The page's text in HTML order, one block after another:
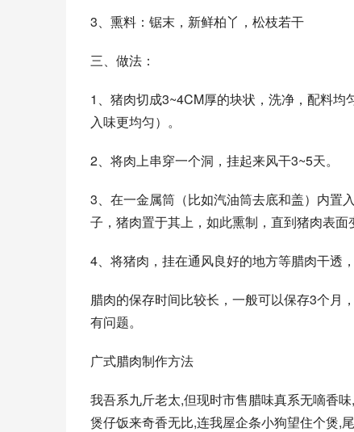
3、熏料：锯末，新鲜柏丫，松枝若干
三、做法：
1、猪肉切成3~4CM厚的块状，洗净，配料
入味更均匀）。
2、将肉上串穿一个洞，挂起来风干3~5天。
3、在一金属筒（比如汽油筒去底和盖）内置
子，猪肉置于其上，如此熏制，直到猪肉表
4、将猪肉，挂在通风良好的地方等腊肉干透
腊肉的保存时间比较长，一般可以保存3个月
有问题。
广式腊肉制作方法
我吾系九斤老太,但现时市售腊味真系无嘀香
煲仔饭来奇香无比,连我屋企条小狗望住个煲,